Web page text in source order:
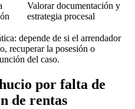
Valorar documentación y
estrategia procesal
depende de si el arrendador
recuperar la posesión o
del caso.
por falta de
de rentas